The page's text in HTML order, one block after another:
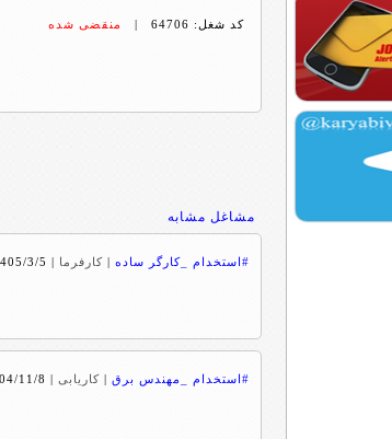
کد شغل: 64706 | منقضی شده
مشاغل مشابه
#استخدام _کارگر ساده | کارفرما |
3/5
#استخدام _مهندس برق | کاریابی|
11/8